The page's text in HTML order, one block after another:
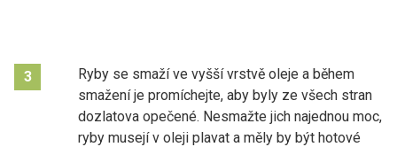
3
Ryby se smaží ve vyšší vrstvě oleje a během
smažení je promíchejte, aby byly ze všech stran
dozlatova opečené. Nesmažte jich najednou moc,
ryby musejí v oleji plavat a měly by být hotové